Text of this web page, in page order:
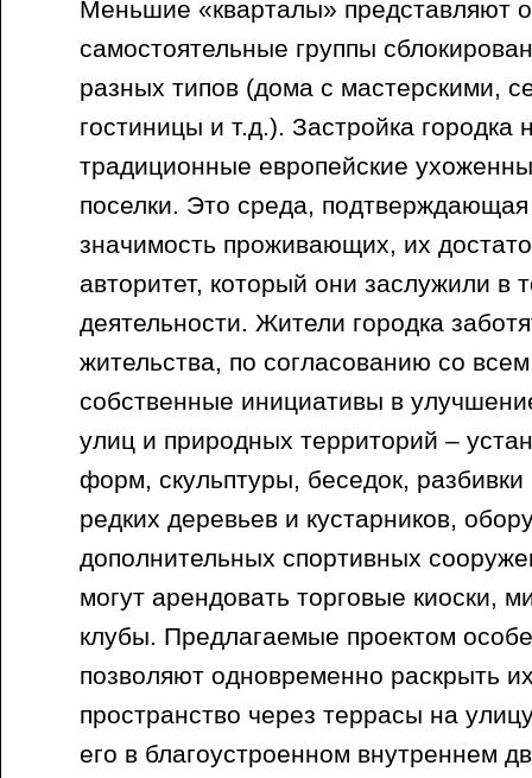
Меньшие «кварталы» представляют
самостоятельные группы
разных типов (дома с мастерскими,
гостиницы и т.д.). Застройка городка
традиционные европейские
поселки. Это среда,
значимость проживающих, их
авторитет, который они заслужили в
деятельности. Жители городка
жительства, по согласованию со
собственные инициативы в
улиц и природных территорий –
форм, скульптуры, беседок, разбивки
редких деревьев и кустарников,
дополнительных спортивных
могут арендовать торговые киоски,
клубы. Предлагаемые проектом
позволяют одновременно раскрыть
пространство через террасы на
его в благоустроенном внутреннем